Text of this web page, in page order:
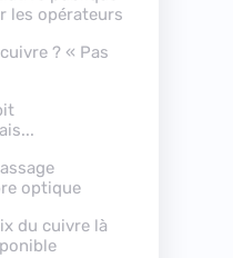
les opérateurs
? « Pas
optique
du cuivre là